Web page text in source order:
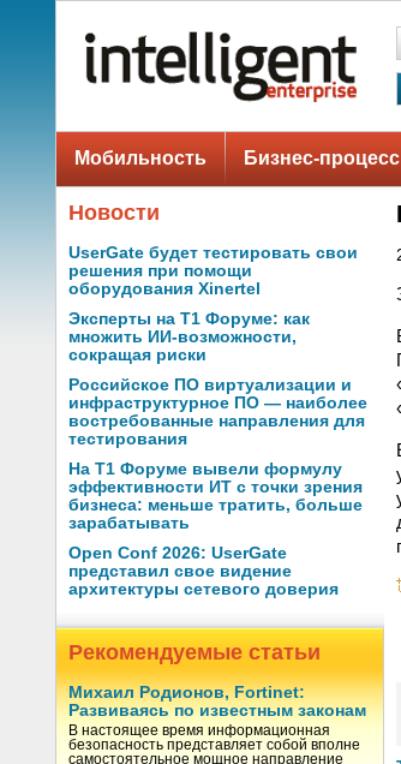
Мобильность Бизнес-
Новости
UserGate будет тестировать свои
решения при помощи
оборудования Xinertel
Эксперты на Т1 Форуме: как
множить ИИ-возможности,
сокращая риски
Российское ПО виртуализации и
инфраструктурное ПО — наиболее
востребованные направления для
тестирования
На Т1 Форуме вывели формулу
эффективности ИТ с точки зрения
бизнеса: меньше тратить, больше
зарабатывать
Open Conf 2026: UserGate
представил свое видение
архитектуры сетевого доверия
Рекомендуемые статьи
Михаил Родионов, Fortinet:
Развиваясь по известным законам
В настоящее время информационная
безопасность представляет собой вполне
самостоятельное мощное направление